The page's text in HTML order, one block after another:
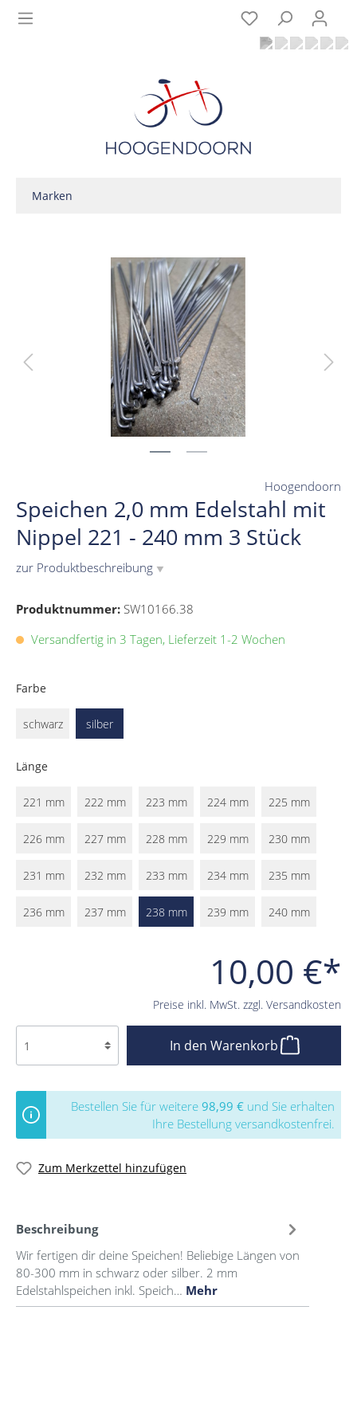
Marken
Speichen 2,0 mm Edelstahl mit
Nippel 221 - 240 mm 3 Stück
zur Produktbeschreibung ▼
Hoogendoorn
Produktnummer: SW10166.38
10,00 €*
Preise inkl. MwSt. zzgl. Versandkosten
Versandfertig in 3 Tagen, Lieferzeit 1-2 Wochen
Farbe
schwarz silber
Länge
221 mm 222 mm 223 mm 224 mm 225 mm
226 mm 227 mm 228 mm 229 mm 230 mm
231 mm 232 mm 233 mm 234 mm 235 mm
236 mm 237 mm 238 mm 239 mm 240 mm
In den Warenkorb
Bestellen Sie für weitere 98,99 € und Sie erhalten
Ihre Bestellung versandkostenfrei.
Zum Merkzettel hinzufügen
Beschreibung
Wir fertigen dir deine Speichen! Beliebige Längen von
80-300 mm in schwarz oder silber. 2 mm
Edelstahlspeichen inkl. Speich… Mehr